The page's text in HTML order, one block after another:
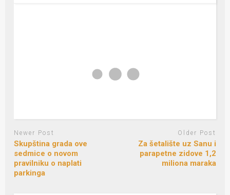
Newer Post
Skupština grada ove
sedmice o novom
pravilniku o naplati
parkinga
Older Post
Za šetalište uz Sanu i
parapetne zidove 1,2
miliona maraka